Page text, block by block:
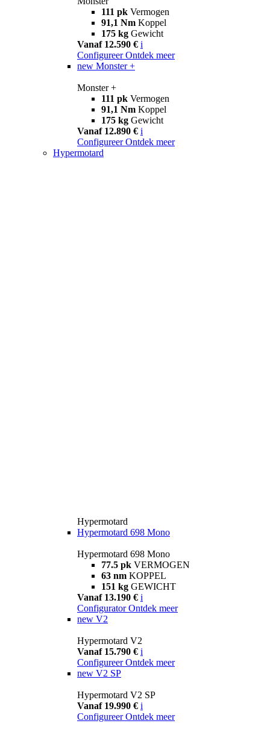
111 pk Vermogen
91,1 Nm Koppel
175 kg Gewicht
Vanaf 12.590 € i
Configureer Ontdek meer
new Monster +
Monster +
111 pk Vermogen
91,1 Nm Koppel
175 kg Gewicht
Vanaf 12.890 € i
Configureer Ontdek meer
Hypermotard
Hypermotard
Hypermotard 698 Mono
Hypermotard 698 Mono
77.5 pk VERMOGEN
63 nm KOPPEL
151 kg GEWICHT
Vanaf 13.190 € i
Configurator Ontdek meer
new V2
Hypermotard V2
Vanaf 15.790 € i
Configureer Ontdek meer
new V2 SP
Hypermotard V2 SP
Vanaf 19.990 € i
Configureer Ontdek meer